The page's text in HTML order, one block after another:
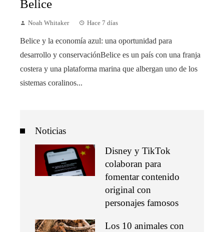
Belice
Noah Whitaker Hace 7 días
Belice y la economía azul: una oportunidad para
desarrollo y conservaciónBelice es un país con una franja
costera y una plataforma marina que albergan uno de los
sistemas coralinos...
Noticias
Disney y TikTok
colaboran para
fomentar contenido
original con
personajes famosos
Los 10 animales con